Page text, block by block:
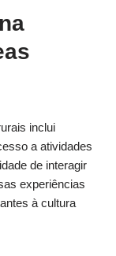
inclui
a atividades
de interagir
experiências
à cultura